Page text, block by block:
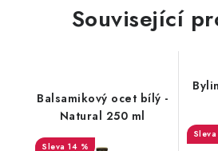
Související
Balsamikový ocet bílý -
Natural 250 ml
14 %